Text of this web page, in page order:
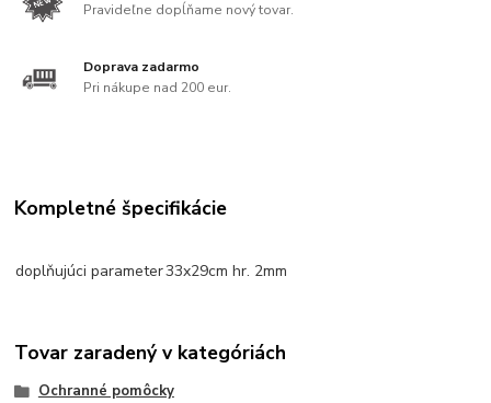
Pravideľne dopĺňame nový tovar.
Doprava zadarmo
Pri nákupe nad 200 eur.
Kompletné špecifikácie
doplňujúci parameter33x29cm hr. 2mm
Tovar zaradený v kategóriách
Ochranné pomôcky